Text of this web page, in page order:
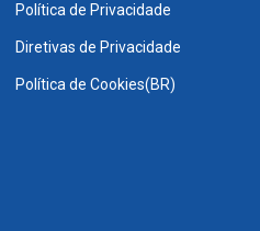
Política de Privacidade
Diretivas de Privacidade
Política de Cookies(BR)